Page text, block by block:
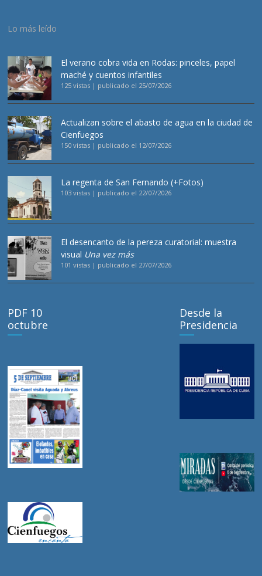
Lo más leído
El verano cobra vida en Rodas: pinceles, papel
maché y cuentos infantiles
125 vistas | publicado el 25/07/2026
Actualizan sobre el abasto de agua en la ciudad de
Cienfuegos
150 vistas | publicado el 12/07/2026
La regenta de San Fernando (+Fotos)
103 vistas | publicado el 22/07/2026
El desencanto de la pereza curatorial: muestra
visual Una vez más
101 vistas | publicado el 27/07/2026
PDF 10
octubre
Desde la
Presidencia